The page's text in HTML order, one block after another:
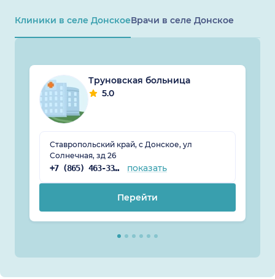
Клиники в селе ДонскоеВрачи в селе Донское
Труновская больница
5.0
Ставропольский край, с Донское, ул
Солнечная, зд 26
+7 (865) 463-33-61 показать
Перейти